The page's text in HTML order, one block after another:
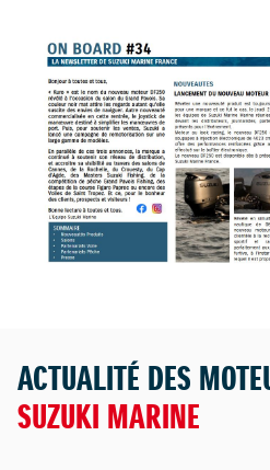
ACTUALITÉ DES
SUZUKI MARINE